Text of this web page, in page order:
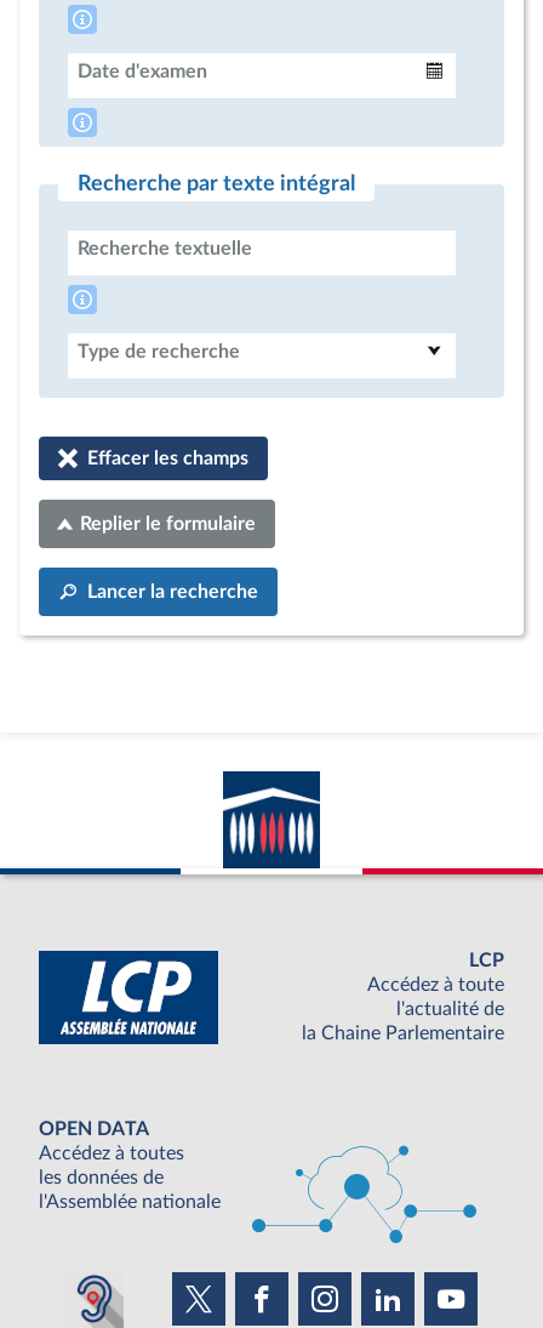
Date d'examen
Recherche par texte intégral
Recherche textuelle
Type de recherche
Effacer les champs
Replier le formulaire
Lancer la recherche
LCP
Accédez à toute
l'actualité de
la Chaine Parlementaire
OPEN DATA
Accédez à toutes
les données de
l'Assemblée nationale